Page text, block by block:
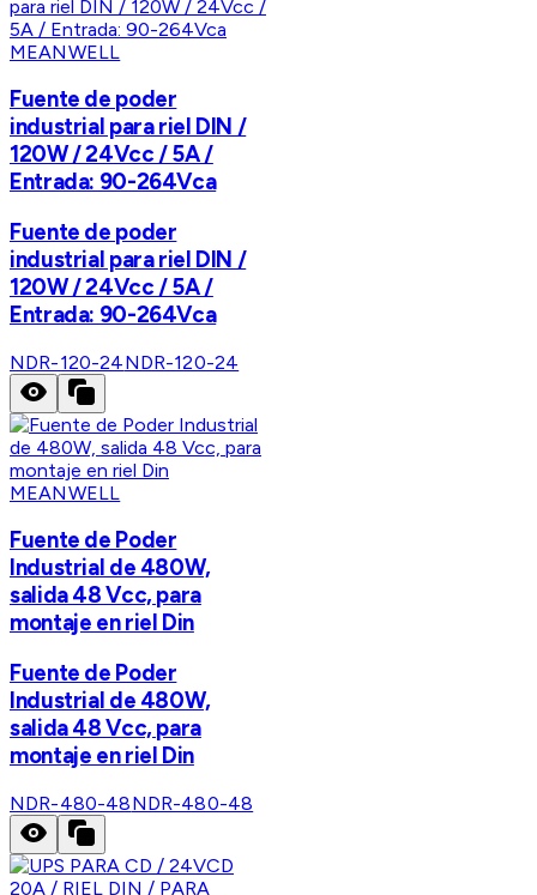
MEANWELL
Fuente de poder
industrial para riel DIN /
120W / 24Vcc / 5A /
Entrada: 90-264Vca
Fuente de poder
industrial para riel DIN /
120W / 24Vcc / 5A /
Entrada: 90-264Vca
NDR-120-24NDR-120-24
MEANWELL
Fuente de Poder
Industrial de 480W,
salida 48 Vcc, para
montaje en riel Din
Fuente de Poder
Industrial de 480W,
salida 48 Vcc, para
montaje en riel Din
NDR-480-48NDR-480-48